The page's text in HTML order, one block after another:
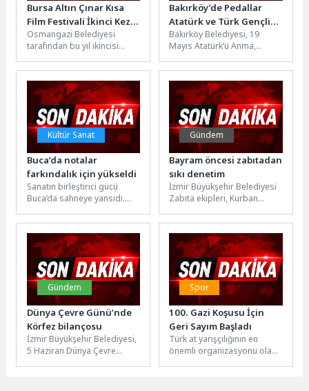
Bursa Altın Çınar Kısa
Film Festivali İkinci Kez
Kapılarını Açtı
Osmangazi Belediyesi
tarafından bu yıl ikincisi
Kısa Film Festivali, Ayşe
filminin...
Bakırköy’de Pedallar
Atatürk ve Türk Gençliği
İçin Çevrildi
Bakırköy Belediyesi, 19
Mayıs Atatürk’ü Anma,
gün boyu süren spor,
sanat...
Kültür Sanat
Buca’da notalar
farkındalık için yükseldi
Sanatın birleştirici gücü
Buca’da sahneye yansıdı.
sahipliğinde düzenlenen
Otizm Farkındalık
Konseri’nde notalar...
Gündem
Bayram öncesi zabıtadan
sıkı denetim
İzmir Büyükşehir Belediyesi
Zabıta ekipleri, Kurban
minibüs ve servis araçlarına
yönelik denetimlerini...
Gündem
Dünya Çevre Günü’nde
Körfez bilançosu
İzmir Büyükşehir Belediyesi,
5 Haziran Dünya Çevre
Spor
100. Gazi Koşusu İçin
Geri Sayım Başladı
Türk at yarışçılığının en
önemli organizasyonu olan